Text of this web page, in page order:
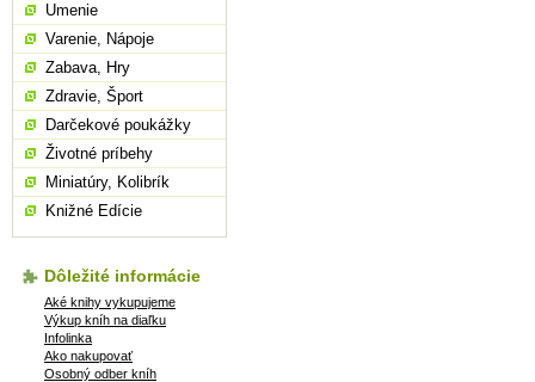
Umenie
Varenie, Nápoje
Zabava, Hry
Zdravie, Šport
Darčekové poukážky
Životné príbehy
Miniatúry, Kolibrík
Knižné Edície
Dôležité informácie
Aké knihy vykupujeme
Výkup kníh na diaľku
Infolinka
Ako nakupovať
Osobný odber kníh